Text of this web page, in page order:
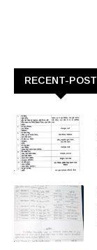
RECENT-POST